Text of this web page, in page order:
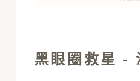
黑眼圈救星 -